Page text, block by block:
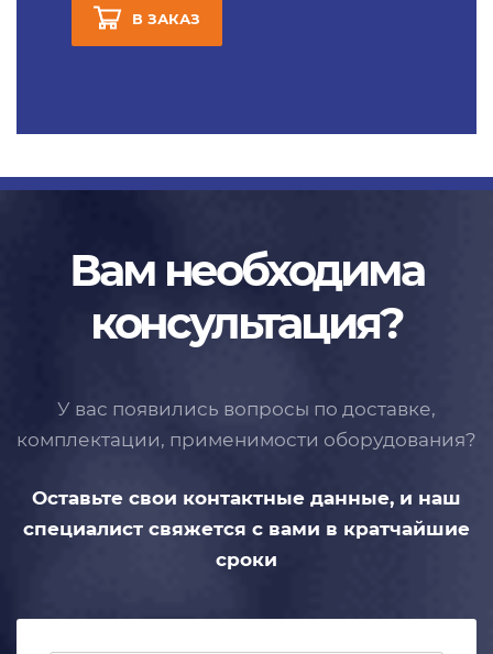
В ЗАКАЗ
Вам необходима
консультация?
У вас появились вопросы по доставке,
комплектации, применимости оборудования?
Оставьте свои контактные данные, и наш
специалист свяжется с вами в кратчайшие
сроки